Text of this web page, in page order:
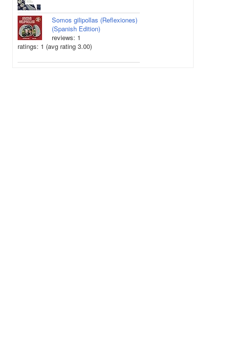
Somos gilipollas (Reflexiones)
(Spanish Edition)
reviews: 1
ratings: 1 (avg rating 3.00)